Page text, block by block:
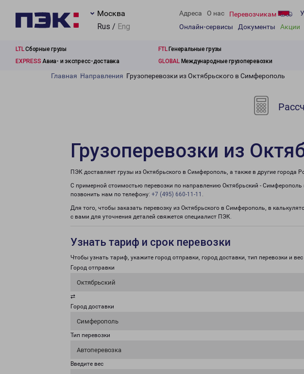
Москва
Rus / Eng
Адреса О нас Перевозчикам
Онлайн-сервисы
Документы Акции
LTLСборные грузы FTLГенеральные грузы
EXPRESS Авиа- и экспресс-доставка GLOBALМеждународные грузоперевозки
Главная Направления Грузоперевозки из Октябрьского в Симферополь
Грузоперевозки из
ПЭК доставляет грузы из Октябрьского в Симферополь, а также в другие города
С примерной стоимостью перевозки по направлению Октябрьский -
позвонить нам по телефону: +7 (495) 660-11-11 .
Для того, чтобы заказать перевозку из Октябрьского в Симферополь, в
с вами для уточнения деталей свяжется специалист ПЭК.
Узнать тариф и срок перевозки
Чтобы узнать тариф, укажите город отправки, город доставки, тип перевозки и вес
Город отправки
Октябрьский
⇄
Город доставки
Симферополь
Тип перевозки
Автоперевозка
Введите вес